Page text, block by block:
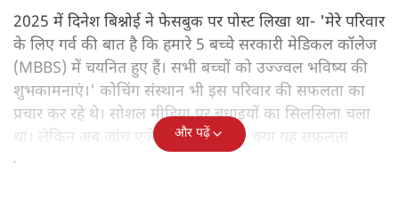
2025 में दिनेश बिश्नोई ने फेसबुक पर पोस्ट लिखा था- 'मेरे परिवार
के लिए गर्व की बात है कि हमारे 5 बच्चे सरकारी मेडिकल कॉलेज
(MBBS) में चयनित हुए हैं। सभी बच्चों को उज्ज्वल भविष्य की
शुभकामनाएं।' कोचिंग संस्थान भी इस परिवार की सफलता का
प्रचार कर रहे थे। सोशल मीडिया पर बधाइयों का सिलसिला चला
था। लेकिन अब जांच एजेंसियाँ पूछ रही हैं- क्या यह सफलता
मेहनत से हुई या पेपर लीक वाले नेटवर्क की मदद से?
और पढ़ें